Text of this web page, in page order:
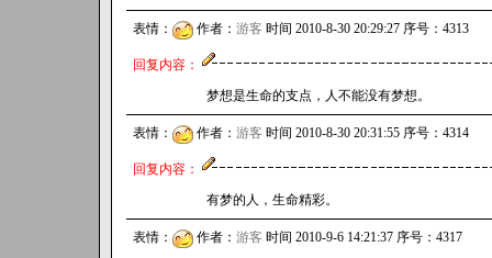
表情： 作者： 游客 时间 2010-8-30 20:29:27 序号：4313
回复内容：
梦想是生命的支点，人不能没有梦想。
表情： 作者： 游客 时间 2010-8-30 20:31:55 序号：4314
回复内容：
有梦的人，生命精彩。
表情： 作者： 游客 时间 2010-9-6 14:21:37 序号：4317